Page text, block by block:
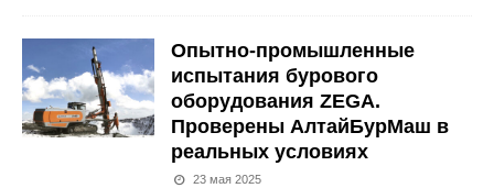
Опытно-промышленные
испытания бурового
оборудования ZEGA.
Проверены АлтайБурМаш в
реальных условиях
23 мая 2025